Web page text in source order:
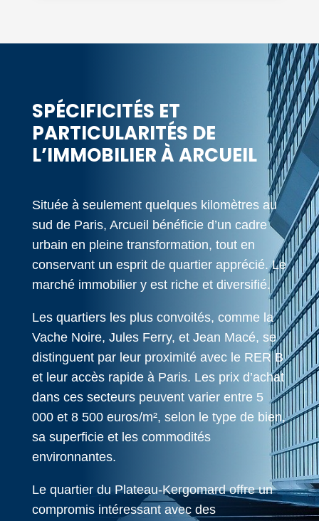
SPÉCIFICITÉS ET
PARTICULARITÉS DE
L’IMMOBILIER À ARCUEIL
Située à seulement quelques kilomètres au
sud de Paris, Arcueil bénéficie d’un cadre
urbain en pleine transformation, tout en
conservant un esprit de quartier apprécié. Le
marché immobilier y est riche et diversifié.
Les quartiers les plus convoités, comme la
Vache Noire, Jules Ferry, et Jean Macé, se
distinguent par leur proximité avec le RER B
et leur accès rapide à Paris. Les prix d’achat
dans ces secteurs peuvent varier entre 5
000 et 8 500 euros/m², selon le type de bien,
sa superficie et les commodités
environnantes.
Le quartier du Plateau-Kergomard offre un
compromis intéressant avec des